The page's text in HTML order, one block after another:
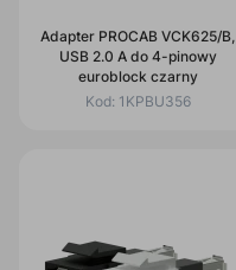
Adapter PROCAB VCK625/B,
USB 2.0 A do 4-pinowy
euroblock czarny
Kod: 1KPBU356